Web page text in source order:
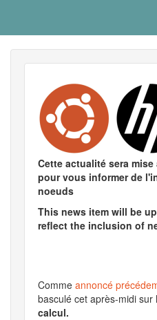
main
content
Cette actualité sera
pour vous informer de
noeuds
This news item will be
reflect the inclusion of
Comme annoncé
basculé cet après-midi sur
calcul.